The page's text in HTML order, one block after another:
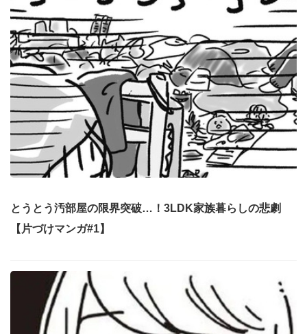
とうとう汚部屋の限界突破…！3LDK家族暮らしの悲劇
【片づけマンガ#1】